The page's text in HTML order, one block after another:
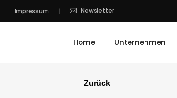
Impressum Newsletter
Home Unternehmen
Zurück